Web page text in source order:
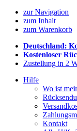
zur Navigation
zum Inhalt
zum Warenkorb
Deutschland:
Kostenloser
Zustellung in 2
Hilfe
Wo ist
Kontakt